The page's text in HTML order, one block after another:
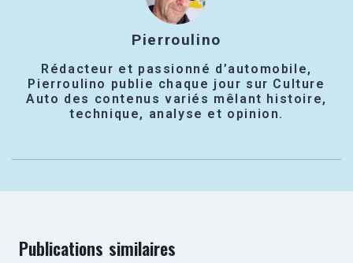
Pierroulino
Rédacteur et passionné d’automobile,
Pierroulino publie chaque jour sur Culture
Auto des contenus variés mêlant histoire,
technique, analyse et opinion.
Publications similaires